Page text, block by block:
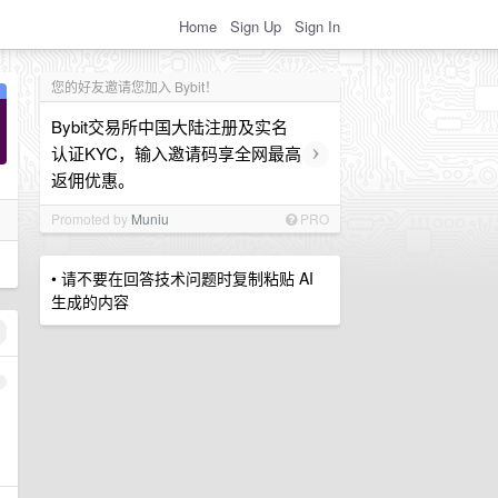
Home Sign Up Sign In
您的好友邀请您加入 Bybit！
Bybit交易所中国大陆注册及实名
认证KYC，输入邀请码享全网最高
返佣优惠。
›
Promoted by Muniu PRO
• 请不要在回答技术问题时复制粘贴 AI
生成的内容